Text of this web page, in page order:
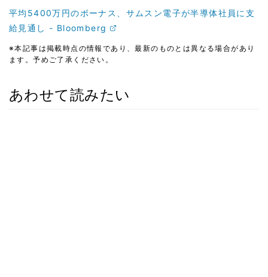
平均5400万円のボーナス、サムスン電子が半導体社員に支
給見通し - Bloomberg
※本記事は掲載時点の情報であり、最新のものとは異なる場合があり
ます。予めご了承ください。
あわせて読みたい